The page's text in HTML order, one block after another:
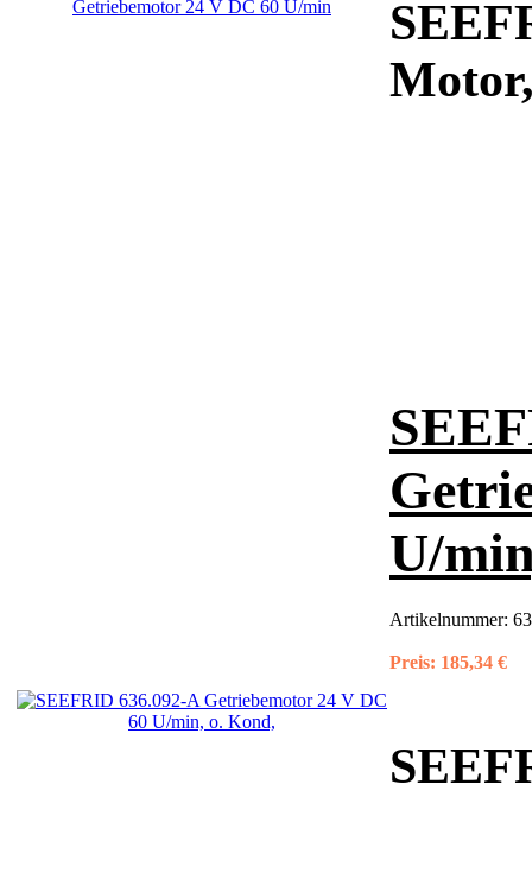
U/
Artikelnummer:
Preis: 185,34 €